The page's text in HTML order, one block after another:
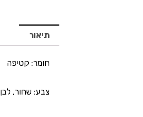
תיאור
חומר: קטיפה
צבע: שחור, לבן